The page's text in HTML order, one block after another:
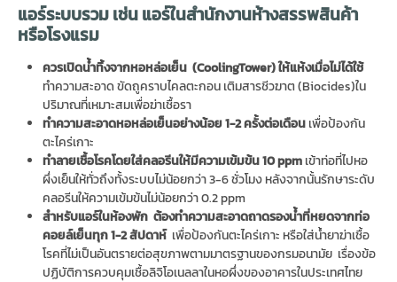
แอร์ระบบรวม เช่น แอร์ในสำนักงานห้างสรรพสินค้า
หรือโรงแรม
ควรเปิดน้ำทิ้งจากหอหล่อเย็น (CoolingTower) ให้แห้งเมื่อไม่ได้ใช้
ทำความสะอาด ขัดถูคราบไคลตะกอน เติมสารชีวฆาต (Biocides)ใน
ปริมาณที่เหมาะสมเพื่อฆ่าเชื้อรา
ทำความสะอาดหอหล่อเย็นอย่างน้อย 1-2 ครั้งต่อเดือน เพื่อป้องกัน
ตะไคร่เกาะ
ทำลายเชื้อโรคโดยใส่คลอรีนให้มีความเข้มข้น 10 ppm เข้าท่อที่ไปหอ
ผึ่งเย็นให้ทั่วถึงทั้งระบบไม่น้อยกว่า 3-6 ชั่วโมง หลังจากนั้นรักษาระดับ
คลอรีนให้ความเข้มข้นไม่น้อยกว่า 0.2 ppm
สำหรับแอร์ในห้องพัก ต้องทำความสะอาดถาดรองน้ำที่หยดจากท่อ
คอยล์เย็นทุก 1-2 สัปดาห์ เพื่อป้องกันตะไคร่เกาะ หรือใส่น้ำยาฆ่าเชื้อ
โรคที่ไม่เป็นอันตรายต่อสุขภาพตามมาตรฐานของกรมอนามัย เรื่องข้อ
ปฏิบัติการควบคุมเชื้อลิจิโอเนลลาในหอผึ่งของอาคารในประเทศไทย